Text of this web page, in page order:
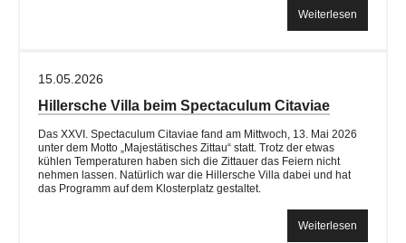
Weiterlesen
15.05.2026
Hillersche Villa beim Spectaculum Citaviae
Das XXVI. Spectaculum Citaviae fand am Mittwoch, 13. Mai 2026
unter dem Motto „Majestätisches Zittau“ statt. Trotz der etwas
kühlen Temperaturen haben sich die Zittauer das Feiern nicht
nehmen lassen. Natürlich war die Hillersche Villa dabei und hat
das Programm auf dem Klosterplatz gestaltet.
Weiterlesen